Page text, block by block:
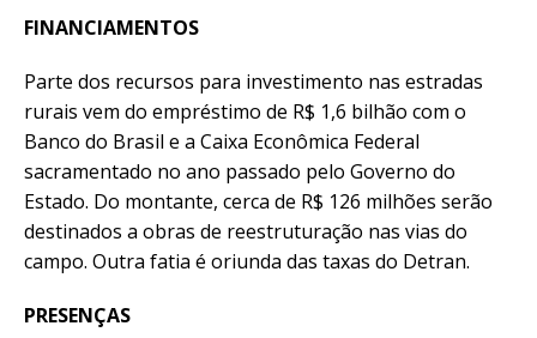
FINANCIAMENTOS
Parte dos recursos para investimento nas estradas
rurais vem do empréstimo de R$ 1,6 bilhão com o
Banco do Brasil e a Caixa Econômica Federal
sacramentado no ano passado pelo Governo do
Estado. Do montante, cerca de R$ 126 milhões serão
destinados a obras de reestruturação nas vias do
campo. Outra fatia é oriunda das taxas do Detran.
PRESENÇAS